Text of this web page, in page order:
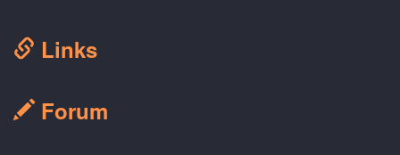
Links
Forum